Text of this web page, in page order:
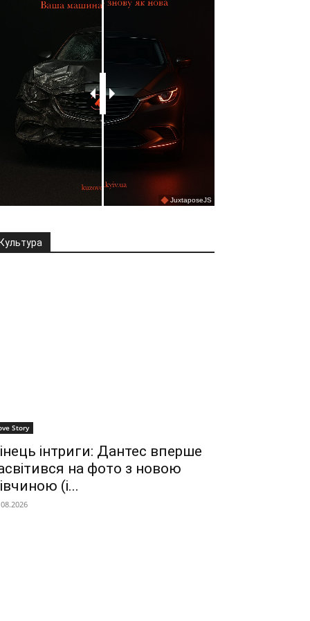
Story
інтриги: Дантес вперше
на фото з новою
(і...